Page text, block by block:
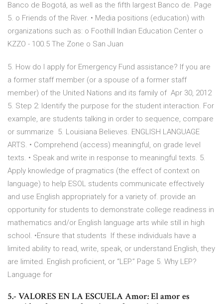
Banco de Bogotá, as well as the fifth largest Banco de. Page
5. o Friends of the River. • Media positions (education) with
organizations such as: o Foothill Indian Education Center o
KZZO - 100.5 The Zone o San Juan
5. How do I apply for Emergency Fund assistance? If you are
a former staff member (or a spouse of a former staff
member) of the United Nations and its family of Apr 30, 2012
5. Step 2: Identify the purpose for the student interaction. For
example, are students talking in order to sequence, compare
or summarize 5. Louisiana Believes. ENGLISH LANGUAGE
ARTS. • Comprehend (access) meaningful, on grade level
texts. • Speak and write in response to meaningful texts. 5.
Apply knowledge of pragmatics (the effect of context on
language) to help ESOL students communicate effectively
and use English appropriately for a variety of. provide an
opportunity for students to demonstrate college readiness in
mathematics and/or English language arts while still in high
school. •Ensure that students If these individuals have a
limited ability to read, write, speak, or understand English, they
are limited. English proficient, or “LEP.” Page 5. Why LEP?
Language for
5.- VALORES EN LA ESCUELA Amor: El amor es